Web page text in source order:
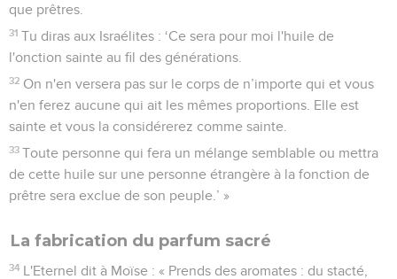
que prêtres.
31 Tu diras aux Israélites : ‘Ce sera pour moi l'huile de
l'onction sainte au fil des générations.
32 On n'en versera pas sur le corps de n’importe qui et vous
n'en ferez aucune qui ait les mêmes proportions. Elle est
sainte et vous la considérerez comme sainte.
33 Toute personne qui fera un mélange semblable ou mettra
de cette huile sur une personne étrangère à la fonction de
prêtre sera exclue de son peuple.’ »
La fabrication du parfum sacré
34 L'Eternel dit à Moïse : « Prends des aromates : du stacté,